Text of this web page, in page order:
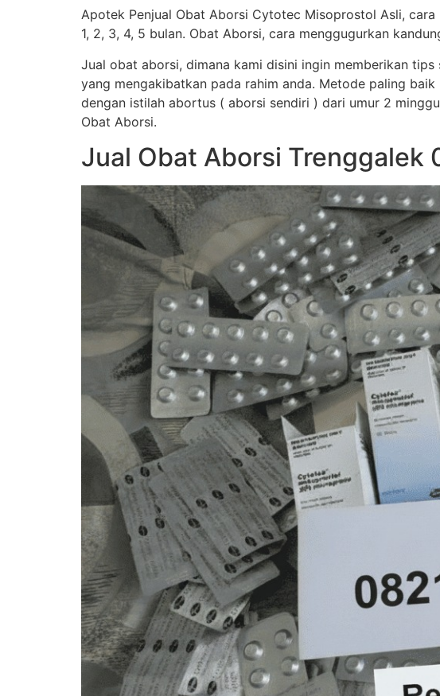
Apotek Penjual Obat Aborsi Cytotec Misoprostol Asli,
1, 2, 3, 4, 5 bulan. Obat Aborsi, cara menggugurkan
Jual obat aborsi, dimana kami disini ingin memberikan
yang mengakibatkan pada rahim anda. Metode paling
dengan istilah abortus ( aborsi sendiri ) dari umur 2
Obat Aborsi.
Jual Obat Aborsi